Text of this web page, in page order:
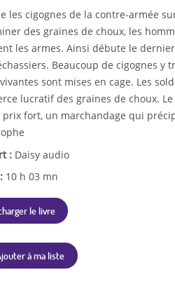
les cigognes de la contre-armée
des graines de choux, les
les armes. Ainsi débute le
Beaucoup de cigognes y
sont mises en cage. Les
lucratif des graines de choux.
prix fort, un marchandage qui
: Daisy audio
10 h 03 mn
le livre
à ma liste